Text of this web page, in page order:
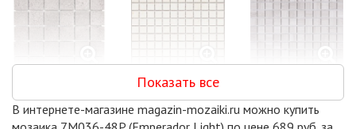
мрамор 300x300
6574 руб. / кв.м.
DAO-539-23-8
мрамор 300x300
6643 руб. / кв.м.
мрамор 300x300
6193 руб. / кв.м.
Показать все
В интернете-магазине magazin-mozaiki.ru можно купить